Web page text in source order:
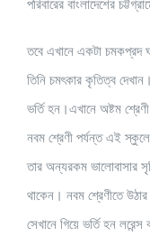
তবে এখানে একটা চমকপ্রদ
তিনি চমৎকার কৃতিত্ব
ভর্তি হন।এখানে অষ্টম
নবম শ্রেণী পর্যন্ত এই
তার অন্যরকম ভালোবাসার
থাকেন। নবম শ্রেণীতে উঠার
সেখানে গিয়ে ভর্তি হন